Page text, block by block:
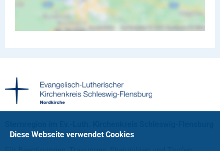
Diese Webseite verwendet Cookies